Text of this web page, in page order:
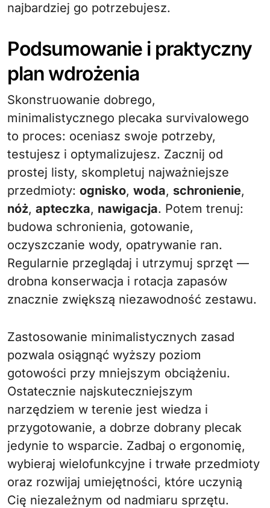
najbardziej go potrzebujesz.
Podsumowanie i praktyczny
plan wdrożenia
Skonstruowanie dobrego,
minimalistycznego plecaka survivalowego
to proces: oceniasz swoje potrzeby,
testujesz i optymalizujesz. Zacznij od
prostej listy, skompletuj najważniejsze
przedmioty: ognisko, woda, schronienie,
nóż, apteczka, nawigacja. Potem trenuj:
budowa schronienia, gotowanie,
oczyszczanie wody, opatrywanie ran.
Regularnie przeglądaj i utrzymuj sprzęt —
drobna konserwacja i rotacja zapasów
znacznie zwiększą niezawodność zestawu.
Zastosowanie minimalistycznych zasad
pozwala osiągnąć wyższy poziom
gotowości przy mniejszym obciążeniu.
Ostatecznie najskuteczniejszym
narzędziem w terenie jest wiedza i
przygotowanie, a dobrze dobrany plecak
jedynie to wsparcie. Zadbaj o ergonomię,
wybieraj wielofunkcyjne i trwałe przedmioty
oraz rozwijaj umiejętności, które uczynią
Cię niezależnym od nadmiaru sprzętu.